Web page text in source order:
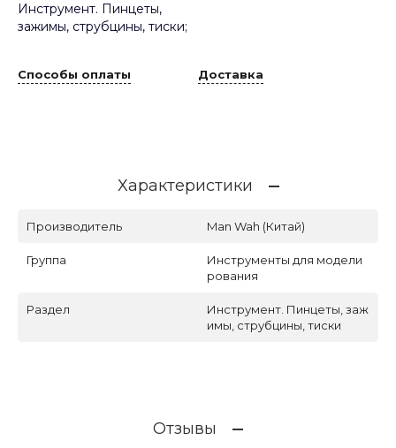
Инструмент. Пинцеты,
зажимы, струбцины, тиски;
Способы оплаты Доставка
Характеристики
Производитель Man Wah (Китай)
Группа
Инструменты для модели
рования
Раздел
Инструмент. Пинцеты, заж
имы, струбцины, тиски
Отзывы